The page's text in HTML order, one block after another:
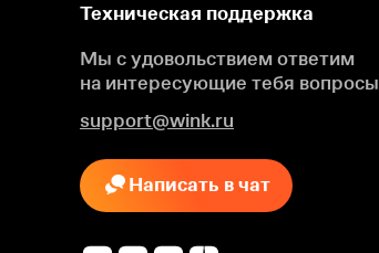
Техническая поддержка
Мы с удовольствием ответим
на интересующие тебя вопросы
support@wink.ru
Написать в чат